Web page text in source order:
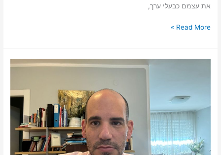
את עצמם כבעלי ערך,
Read More »
ננקוט
בצעדים
המחסור